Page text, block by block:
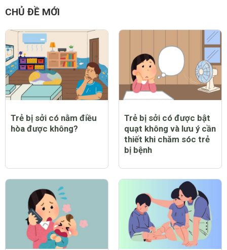
Hiện tượng phù chân ở
mẹ bầu báo hiệu điều
gì?
CHỦ ĐỀ MỚI
Trẻ bị sởi có nằm điều
hòa được không?
Trẻ bị sởi có được bật
quạt không và lưu ý cần
thiết khi chăm sóc trẻ
bị bệnh